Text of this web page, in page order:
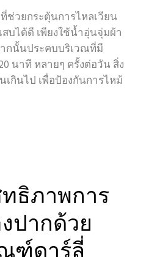
ช่วยกระตุ้นการไหลเวียน
บได้ดี เพียงใช้น้ำอุ่นจุ่มผ้า
กนั้นประคบบริเวณที่มี
นาที หลายๆ ครั้งต่อวัน สิ่ง
กินไป เพื่อป้องกันการไหม้
ทธิภาพการ
ปากด้วย
ฑ์ดาร์ลี่